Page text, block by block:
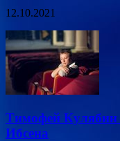
12.10.2021
Тимофей Кулябин
Ибсена